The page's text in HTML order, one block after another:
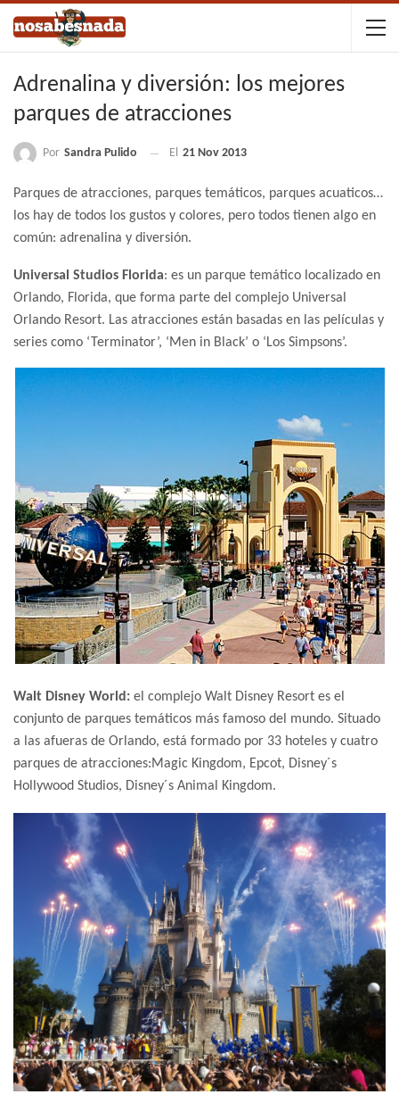
Adrenalina y diversión: los mejores
parques de atracciones
Por Sandra Pulido El 21 Nov 2013
Parques de atracciones, parques temáticos, parques acuaticos…
los hay de todos los gustos y colores, pero todos tienen algo en
común: adrenalina y diversión.
Universal Studios Florida: es un parque temático localizado en
Orlando, Florida, que forma parte del complejo Universal
Orlando Resort. Las atracciones están basadas en las películas y
series como ‘Terminator’, ‘Men in Black’ o ‘Los Simpsons’.
Walt Disney World: el complejo Walt Disney Resort es el
conjunto de parques temáticos más famoso del mundo. Situado
a las afueras de Orlando, está formado por 33 hoteles y cuatro
parques de atracciones:Magic Kingdom, Epcot, Disney´s
Hollywood Studios, Disney´s Animal Kingdom.